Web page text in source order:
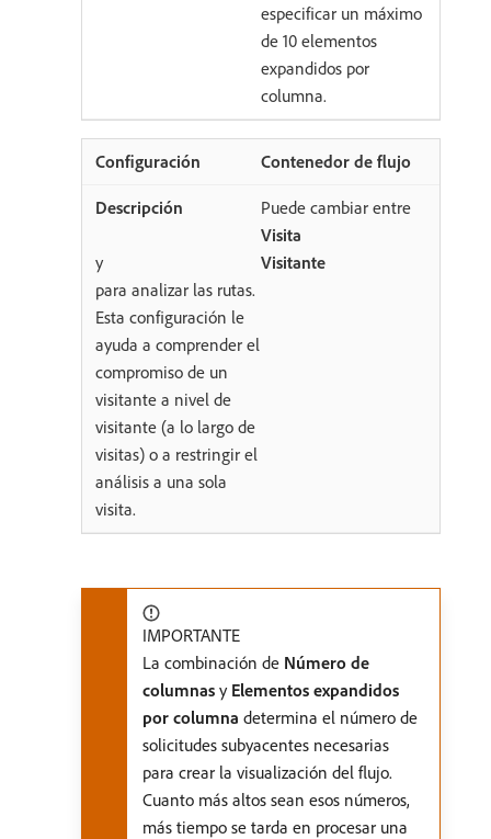
especificar un máximo
de 10 elementos
expandidos por
columna.
Contenedor de flujo
Puede cambiar entre
Visita
y
Visitante
para analizar las rutas.
Esta configuración le
ayuda a comprender el
compromiso de un
visitante a nivel de
visitante (a lo largo de
visitas) o a restringir el
análisis a una sola
visita.
IMPORTANTE
La combinación de Número de
columnas y Elementos expandidos
por columna determina el número de
solicitudes subyacentes necesarias
para crear la visualización del flujo.
Cuanto más altos sean esos números,
más tiempo se tarda en procesar una